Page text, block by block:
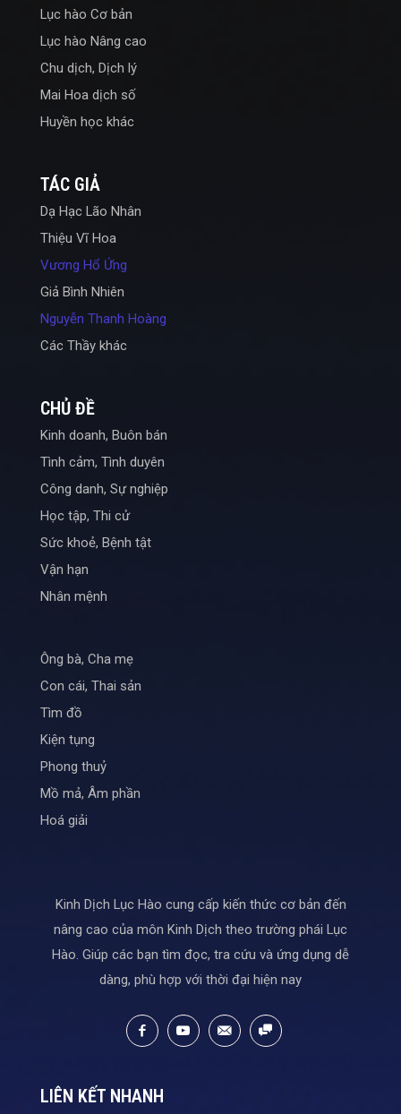
Lục hào Cơ bản
Lục hào Nâng cao
Chu dịch, Dịch lý
Mai Hoa dịch số
Huyền học khác
TÁC GIẢ
Dạ Hạc Lão Nhân
Thiệu Vĩ Hoa
Vương Hổ Ứng
Giả Bình Nhiên
Nguyễn Thanh Hoàng
Các Thầy khác
CHỦ ĐỀ
Kinh doanh, Buôn bán
Tình cảm, Tình duyên
Công danh, Sự nghiệp
Học tập, Thi cử
Sức khoẻ, Bệnh tật
Vận hạn
Nhân mệnh
Ông bà, Cha mẹ
Con cái, Thai sản
Tìm đồ
Kiện tụng
Phong thuỷ
Mồ mả, Âm phần
Hoá giải
Kinh Dịch Lục Hào cung cấp kiến thức cơ bản đến
nâng cao của môn Kinh Dịch theo trường phái Lục
Hào. Giúp các bạn tìm đọc, tra cứu và ứng dụng dễ
dàng, phù hợp với thời đại hiện nay
LIÊN KẾT NHANH